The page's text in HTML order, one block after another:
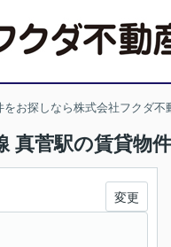
をお探しなら株式会社フクダ不
真菅駅の賃貸物
変更